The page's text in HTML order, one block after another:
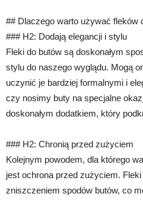
## Dlaczego warto używać fleków
### H2: Dodają elegancji i stylu
Fleki do butów są doskonałym
stylu do naszego wyglądu. Mogą
uczynić je bardziej formalnymi i
czy nosimy buty na specjalne
doskonałym dodatkiem, który
### H2: Chronią przed zużyciem
Kolejnym powodem, dla którego
jest ochrona przed zużyciem.
zniszczeniem spodów butów, co